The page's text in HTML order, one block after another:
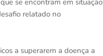
se encontram em situação
relatado no
a superarem a doença a